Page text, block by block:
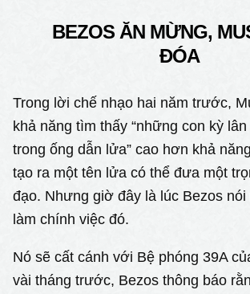
BEZOS ĂN MỪNG,
ĐÓA
Trong lời chế nhạo hai năm trước,
khả năng tìm thấy “những con kỳ
trong ống dẫn lửa” cao hơn khả
tạo ra một tên lửa có thể đưa một
đạo. Nhưng giờ đây là lúc Bezos nói
làm chính việc đó.
Nó sẽ cất cánh với Bệ phóng 39A
vài tháng trước, Bezos thông báo